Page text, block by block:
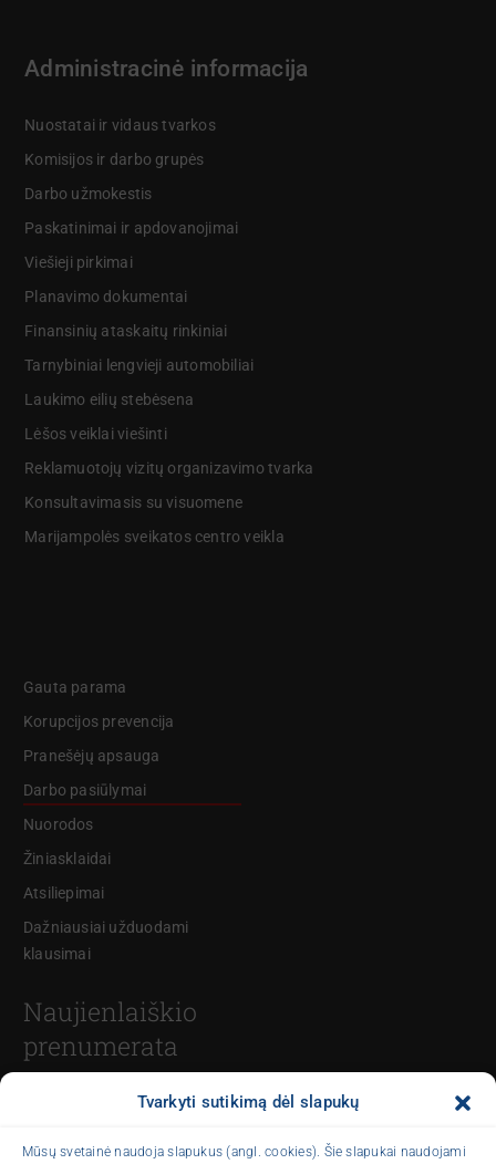
Tvarkyti sutikimą dėl slapukų
Mūsų svetainė naudoja slapukus (angl. cookies). Šie slapukai naudojami
Administracinė informacija
Nuostatai ir vidaus tvarkos
Komisijos ir darbo grupės
Darbo užmokestis
Paskatinimai ir apdovanojimai
Viešieji pirkimai
Planavimo dokumentai
Finansinių ataskaitų rinkiniai
Tarnybiniai lengvieji automobiliai
Laukimo eilių stebėsena
Lėšos veiklai viešinti
Reklamuotojų vizitų organizavimo tvarka
Konsultavimasis su visuomene
Marijampolės sveikatos centro veikla
Gauta parama
Korupcijos prevencija
Pranešėjų apsauga
Darbo pasiūlymai
Nuorodos
Žiniasklaidai
Atsiliepimai
Dažniausiai užduodami
klausimai
Naujienlaiškio
prenumerata